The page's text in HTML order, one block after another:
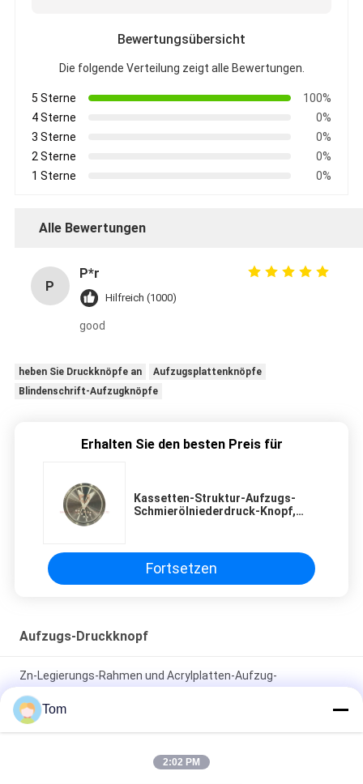
Bewertungsübersicht
Die folgende Verteilung zeigt alle Bewertungen.
5 Sterne
100%
4 Sterne
0%
3 Sterne
0%
2 Sterne
0%
1 Sterne
0%
Alle Bewertungen
P
P*r
Hilfreich (1000)
good
heben Sie Druckknöpfe an
Aufzugsplattenknöpfe
Blindenschrift-Aufzugknöpfe
Erhalten Sie den besten Preis für
Kassetten-Struktur-Aufzugs-
Schmierölniederdruck-Knopf,
Fortsetzen
Aufzugs-Druckknopf
Zn-Legierungs-Rahmen und Acrylplatten-Aufzug-
Druckknopf/Aufzug berühren Knopf
Kundenspezifischer Größen-Leuchtkörper-Halo und
Tom
2:02 PM